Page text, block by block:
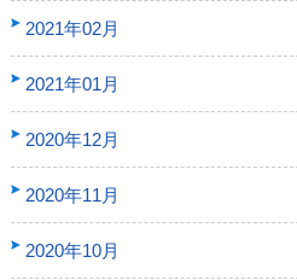
2021年02月
2021年01月
2020年12月
2020年11月
2020年10月